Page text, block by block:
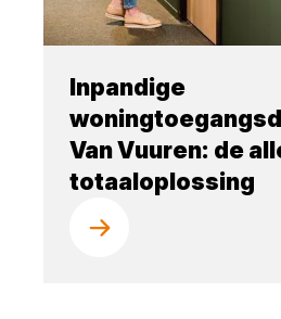
Inpandige
Van Vuuren: de
totaaloplossing